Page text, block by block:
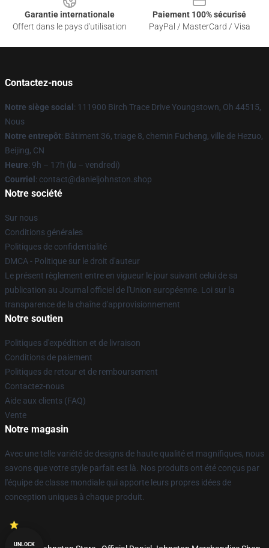
Garantie internationale
Offert dans le pays d'utilisation
Paiement 100% sécurisé
PayPal / MasterCard / Visa
Contactez-nous
Notre siège social : 111900 Birch Trace Drive Youngstown, Oh 44515,
Nous
Notre entrepôt: Bâtiment 36, triage 8, chemin Fucheng, ville de Hezuo,
Beijing, CN
Heure: 9h – 17h (lu – vendredi)
Courriel : contact@danieljohnston.shop
Notre société
Sur nous
Conditions générales
Politiques de confidentialité
DMCA - Politique sur le droit d'auteur
Le présent règlement entre en vigueur le jour suivant celui de sa
publication au Journal officiel de l'Union européenne. Loi sur la
transparence de la chaîne d'approvisionnement
Notre soutien
Politiques d'expédition et de livraison
Conditions de paiement
Politiques de retour et de remboursement
Contactez-nous
Aide aux clients (FAQ)
Vente
Notre magasin
Avec une telle variété de designs de haute qualité et magnifiques, nous
savons que votre style parfait est là. Nos produits ont été conçus par
l'équipe de classe mondiale qui apporte leurs propres idées de
conception uniques à chaque produit.
UNLOCK